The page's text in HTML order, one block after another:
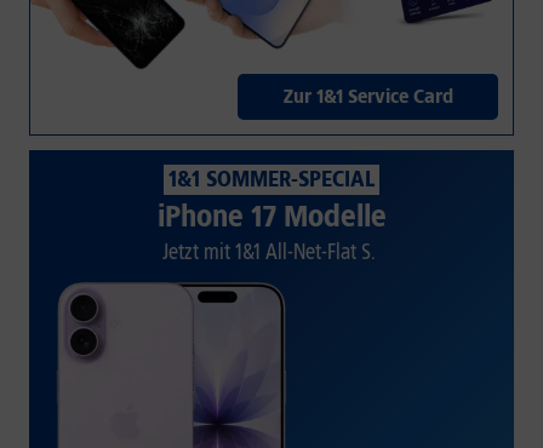
Zur 1&1 Service Card
1&1 SOMMER-SPECIAL
iPhone 17 Modelle
Jetzt mit 1&1 All-Net-Flat S.